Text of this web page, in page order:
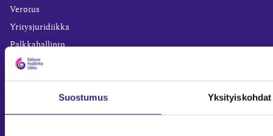
Suostumus Yksityiskohdat
Verotus
Yritysjuridiikka
Palkkahallinto
Henkilöstöhallinto
Työoikeus
Teknologia ja prosessit
Sisäinen laskenta